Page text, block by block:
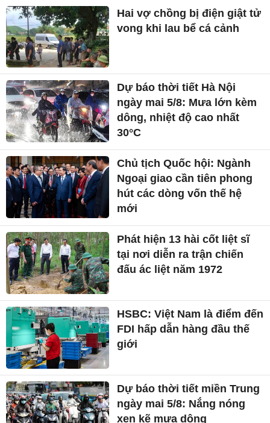
Hai vợ chồng bị điện giật tử
vong khi lau bể cá cảnh
Dự báo thời tiết Hà Nội
ngày mai 5/8: Mưa lớn kèm
dông, nhiệt độ cao nhất
30°C
Chủ tịch Quốc hội: Ngành
Ngoại giao cần tiên phong
hút các dòng vốn thế hệ
mới
Phát hiện 13 hài cốt liệt sĩ
tại nơi diễn ra trận chiến
đấu ác liệt năm 1972
HSBC: Việt Nam là điểm đến
FDI hấp dẫn hàng đầu thế
giới
Dự báo thời tiết miền Trung
ngày mai 5/8: Nắng nóng
xen kẽ mưa dông